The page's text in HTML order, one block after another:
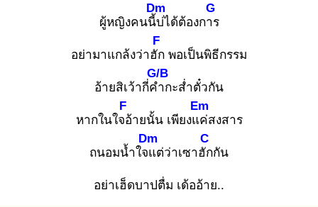
ผู้หญิงคนนี้บ่
Dm
ได้ต้องการ
G
อย่ามาแกล้งว่าฮัก
F
พอเป็นพิธีกรรม
อ้ายสิเว้ากี่คำ
G/B
กะส่ำตั๋วกัน
หากในใจอ้
F
ายนั้น เพียงแค่
Em
สงสาร
ถนอมน้ำใจแ
Dm
ต่ว่าเซาฮัก
C
กัน
อย่าเฮ็ดบาปตื่ม เด้ออ้าย..